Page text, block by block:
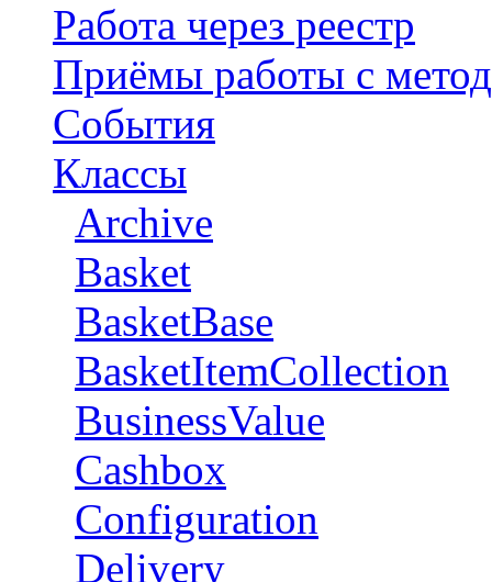
Работа через реестр
Приёмы работы с
События
Классы
Archive
Basket
BasketBase
BasketItemCollection
BusinessValue
Cashbox
Configuration
Delivery